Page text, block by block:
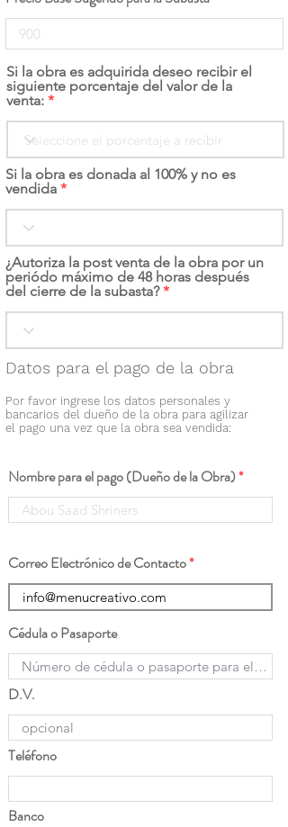
Si la obra es adquirida deseo recibir el
siguiente porcentaje del valor de la
venta:
Si la obra es donada al 100% y no es
vendida
¿Autoriza la post venta de la obra por un
periódo máximo de 48 horas después
del cierre de la subasta?
Datos para el pago de la obra
Por favor ingrese los datos personales y
bancarios del dueño de la obra para agilizar
el pago una vez que la obra sea vendida:
Nombre para el pago (Dueño de la Obra)
Correo Electrónico de Contacto
Cédula o Pasaporte
D.V.
Teléfono
Banco